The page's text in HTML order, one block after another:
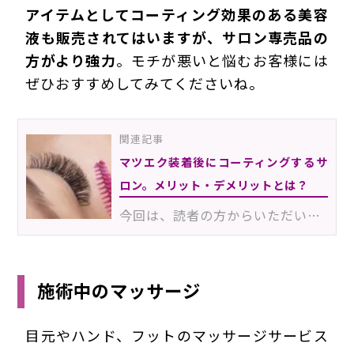
アイテムとしてコーティング効果のある美容
液も販売されてはいますが、サロン専売品の
方がより強力。モチが悪いと悩むお客様には
ぜひおすすめしてみてくださいね。
関連記事
マツエク装着後にコーティングするサ
ロン。メリット・デメリットとは？
今回は、読者の方からいただいたリクエストがテーマ。「マツエク施術後のコーティング剤」について掘り下…
施術中のマッサージ
目元やハンド、フットのマッサージサービス